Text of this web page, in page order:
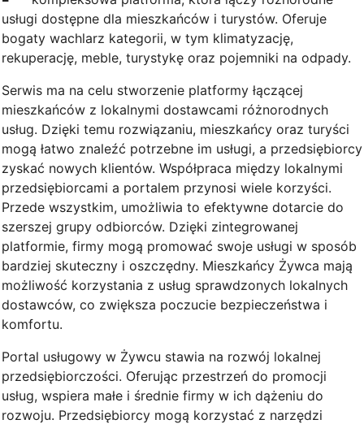
usługi dostępne dla mieszkańców i turystów. Oferuje
bogaty wachlarz kategorii, w tym klimatyzację,
rekuperację, meble, turystykę oraz pojemniki na odpady.
Serwis ma na celu stworzenie platformy łączącej
mieszkańców z lokalnymi dostawcami różnorodnych
usług. Dzięki temu rozwiązaniu, mieszkańcy oraz turyści
mogą łatwo znaleźć potrzebne im usługi, a przedsiębiorcy
zyskać nowych klientów. Współpraca między lokalnymi
przedsiębiorcami a portalem przynosi wiele korzyści.
Przede wszystkim, umożliwia to efektywne dotarcie do
szerszej grupy odbiorców. Dzięki zintegrowanej
platformie, firmy mogą promować swoje usługi w sposób
bardziej skuteczny i oszczędny. Mieszkańcy Żywca mają
możliwość korzystania z usług sprawdzonych lokalnych
dostawców, co zwiększa poczucie bezpieczeństwa i
komfortu.
Portal usługowy w Żywcu stawia na rozwój lokalnej
przedsiębiorczości. Oferując przestrzeń do promocji
usług, wspiera małe i średnie firmy w ich dążeniu do
rozwoju. Przedsiębiorcy mogą korzystać z narzędzi